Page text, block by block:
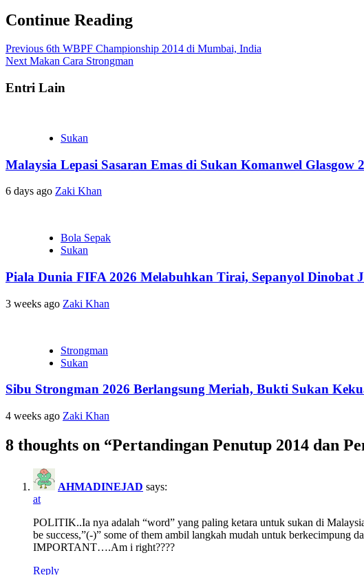
Continue Reading
Previous 6th WBPF Championship 2014 di Mumbai, India
NextMakan Cara Strongman
Entri Lain
Sukan
Malaysia Lepasi Sasaran Emas di Sukan Komanwel Glasgow
6 days ago Zaki Khan
Bola Sepak
Sukan
Piala Dunia FIFA 2026 Melabuhkan Tirai, Sepanyol Dinobat
3 weeks ago Zaki Khan
Strongman
Sukan
Sibu Strongman 2026 Berlangsung Meriah, Bukti Sukan
4 weeks ago Zaki Khan
8 thoughts on “Pertandingan Penutup 2014 dan
AHMADINEJAD says:
at
POLITIK..Ia nya adalah “word” yang paling ketara untuk sukan di
be success,”(-)” some of them ambil langkah mudah untuk
IMPORTANT….Am i right????
Reply